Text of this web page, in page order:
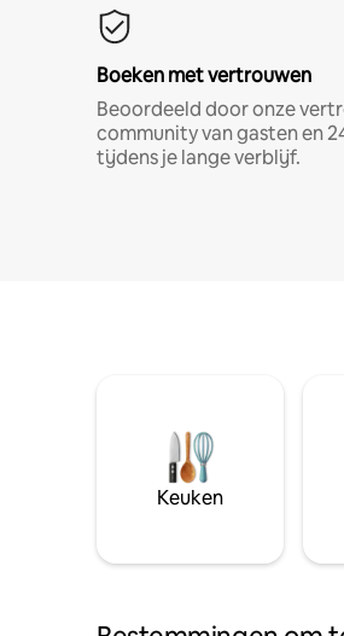
Boeken met vertrouwen
Beoordeeld door onze
community van gasten en
tijdens je lange verblijf.
Keuken